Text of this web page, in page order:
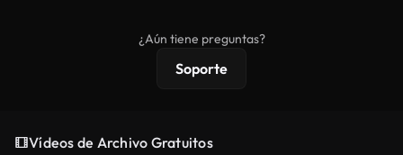
protecciones de licencia extendidas.
¿Aún tiene preguntas?
Soporte
Vídeos de Archivo Gratuitos